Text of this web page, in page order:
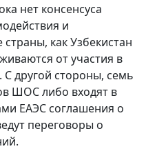
нет консенсуса
и
как Узбекистан
от участия в
другой стороны, семь
ШОС либо входят в
ЕАЭС соглашения о
переговоры о